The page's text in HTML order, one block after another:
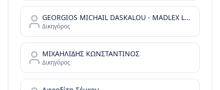
GEORGIOS MICHAIL DASKALOU - MADLEX LAW FIRM - REAL ESTATE LAW & GREEK GOLDEN VISA
Δικηγόρος
ΜΙΧΑΗΛΙΔΗΣ ΚΩΝΣΤΑΝΤΙΝΟΣ
Δικηγόρος